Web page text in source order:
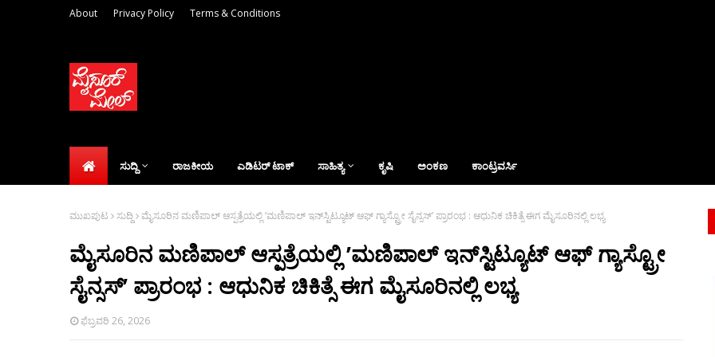
About Privacy Policy Terms & Conditions
ಸುದ್ದಿ ರಾಜಕೀಯ ಎಡಿಟರ್‌ ಟಾಕ್ ಸಾಹಿತ್ಯ ಕೃಷಿ ಅಂಕಣ ಕಾಂಟ್ರವರ್ಸಿ
ಮುಖಪುಟ ಸುದ್ದಿ ಮೈಸೂರಿನ ಮಣಿಪಾಲ್ ಆಸ್ಪತ್ರೆಯಲ್ಲಿ ’ಮಣಿಪಾಲ್ ಇನ್‌ಸ್ಟಿಟ್ಯೂಟ್ ಆಫ್ ಗ್ಯಾಸ್ಟ್ರೋ ಸೈನ್ಸಸ್’ ಪ್ರಾರಂಭ : ಆಧುನಿಕ ಚಿಕಿತ್ಸೆ ಈಗ ಮೈಸೂರಿನಲ್ಲಿ ಲಭ್ಯ
ಮೈಸೂರಿನ ಮಣಿಪಾಲ್ ಆಸ್ಪತ್ರೆಯಲ್ಲಿ ’ಮಣಿಪಾಲ್ ಇನ್‌ಸ್ಟಿಟ್ಯೂಟ್ ಆಫ್ ಗ್ಯಾಸ್ಟ್ರೋ
ಸೈನ್ಸಸ್’ ಪ್ರಾರಂಭ : ಆಧುನಿಕ ಚಿಕಿತ್ಸೆ ಈಗ ಮೈಸೂರಿನಲ್ಲಿ ಲಭ್ಯ
ಫೆಬ್ರವರಿ 26, 2026